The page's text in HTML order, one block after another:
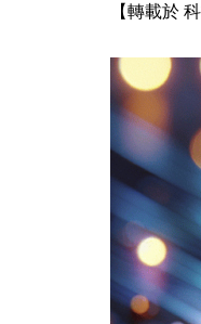
【轉載於